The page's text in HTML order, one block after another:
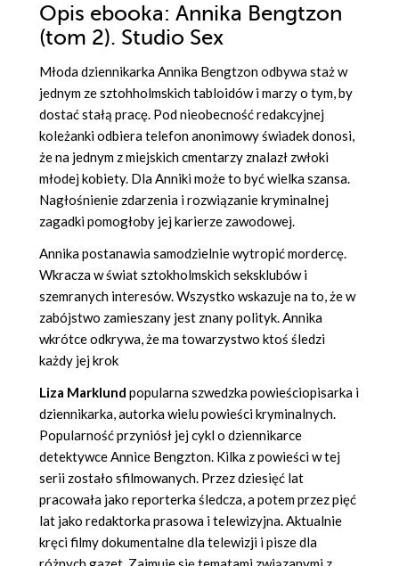
Opis ebooka: Annika Bengtzon
(tom 2). Studio Sex
Młoda dziennikarka Annika Bengtzon odbywa staż w
jednym ze sztohholmskich tabloidów i marzy o tym, by
dostać stałą pracę. Pod nieobecność redakcyjnej
koleżanki odbiera telefon anonimowy świadek donosi,
że na jednym z miejskich cmentarzy znalazł zwłoki
młodej kobiety. Dla Anniki może to być wielka szansa.
Nagłośnienie zdarzenia i rozwiązanie kryminalnej
zagadki pomogłoby jej karierze zawodowej.
Annika postanawia samodzielnie wytropić mordercę.
Wkracza w świat sztokholmskich seksklubów i
szemranych interesów. Wszystko wskazuje na to, że w
zabójstwo zamieszany jest znany polityk. Annika
wkrótce odkrywa, że ma towarzystwo ktoś śledzi
każdy jej krok
Liza Marklund popularna szwedzka powieściopisarka i
dziennikarka, autorka wielu powieści kryminalnych.
Popularność przyniósł jej cykl o dziennikarce
detektywce Annice Bengzton. Kilka z powieści w tej
serii zostało sfilmowanych. Przez dziesięć lat
pracowała jako reporterka śledcza, a potem przez pięć
lat jako redaktorka prasowa i telewizyjna. Aktualnie
kręci filmy dokumentalne dla telewizji i pisze dla